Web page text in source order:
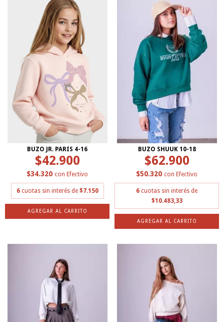
BUZO JR. PARIS 4-16
$42.900
$34.320 con Efectivo
6 cuotas sin interés de $7.150
AGREGAR AL CARRITO
BUZO SHUUK 10-18
$62.900
$50.320 con Efectivo
6 cuotas sin interés de
$10.483,33
AGREGAR AL CARRITO